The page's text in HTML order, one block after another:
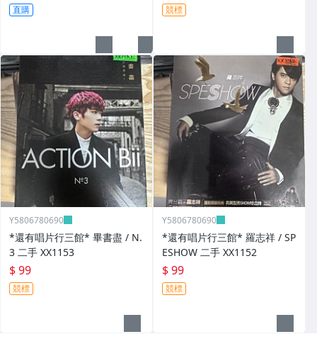
直購 競標
Y5806780690
*還有唱片行三館* 畢書盡 / N.
3 二手 XX1153
$ 99
競標
Y5806780690
*還有唱片行三館* 羅志祥 / SP
ESHOW 二手 XX1152
$ 99
競標